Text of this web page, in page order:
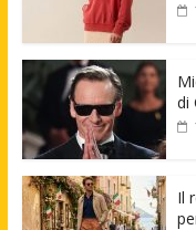
di
Il